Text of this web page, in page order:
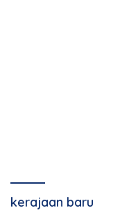
kerajaan baru